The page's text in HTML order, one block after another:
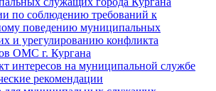
по соблюдению требований к
поведению муниципальных
и урегулированию конфликта
ОМС г. Кургана
интересов на муниципальной службе
рекомендации